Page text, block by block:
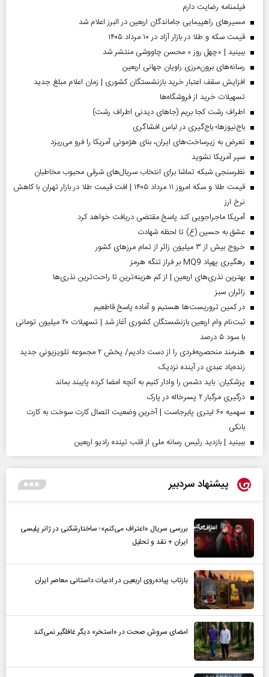
فیلمنامه رضایت دارم
مسیر‌های راهپیمایی جاماندگان اربعین در البرز اعلام شد
قیمت سکه و طلا در بازار آزاد در ۱۰ مرداد ۱۴۰۵
ببینید | «چهل روز » محسن چاووشی منتشر شد
رسانه‌های برون‌مرزی راویان جهانی اربعین
افزایش سقف اعتبار خرید بازنشستگان کشوری | زمان اعلام مبلغ جدید
تسهیلات خرید از فروشگاه‌ها
اطراف رشت کجا بریم (جاهای دیدنی اطراف رشت)
باج‌نیوزها؛ باج‌گیری در لباس افشاگری
تعرض به زیرساخت‌های ایران، بنای هژمونی آمریکا را فرو می‌ریزد
سپر آمریکا نشوید
نظرسنجی شبکه تماشا برای انتخاب سریال‌های شرقی محبوب مخاطبان
قیمت طلا و سکه امروز ۱۱ مرداد ۱۴۰۵ | افت قیمت طلا در بازار تهران با کاهش
نرخ ارز
آمریکا ماجراجویی کند پاسخ مقتضی دریافت خواهد کرد
عشق به حسین (ع) تا لحظه شهادت
خروج بیش از ۳ میلیون زائر از تمام مرز‌های کشور
رهگیری پهپاد MQ9 بر فراز تنگه هرمز
بهترین نذری‌های اربعین | از کم هزینه‌ترین تا راحت‌ترین نذری‌ها
‌زائران سبز
در کمین تروریست‌ها هستیم و آماده پاسخ قاطعیم
ثبت‌نام وام اربعین بازنشستگان کشوری آغاز شد | تسهیلات ۲۰ میلیون تومانی
با سود ۵ درصد
هنرمند منحصر‌به‌فردی را از دست دادیم/ پخش ۲ مجموعه تلویزیونی جدید
زنده‌یاد عبدی در آینده نزدیک
پزشکیان: باید دشمن را وادار کنیم به آنچه امضا کرده پایبند بماند
درگیری مرگبار ۲ پسرخاله در پارک
سهمیه ۶۰ لیتری پابرجاست | آخرین وضعیت اتصال کارت سوخت به کارت
بانکی
ببینید | بازدید رئیس رسانه ملی از قلب تپنده رادیو اربعین
پیشنهاد سردبیر
بررسی سریال «اعتراف می‌کنم»؛ ساختارشکنی در ژانر پلیسی
ایران + نقد و تحلیل
بازتاب پیاده‌روی اربعین در ادبیات داستانی معاصر ایران
امضای سروش صحت در «استخر» دیگر غافلگیر نمی‌کند